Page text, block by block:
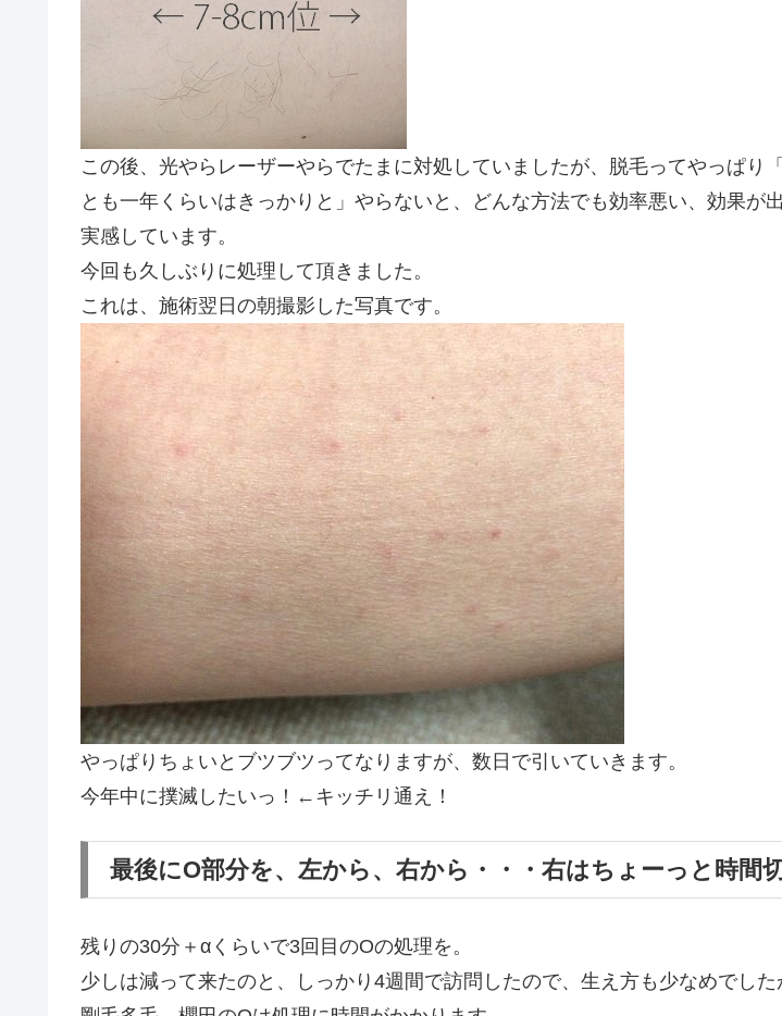
この後、光やらレーザーやらでたまに対処していましたが、脱毛ってやっぱり
とも一年くらいはきっかりと」やらないと、どんな方法でも効率悪い、効果が
実感しています。
今回も久しぶりに処理して頂きました。
これは、施術翌日の朝撮影した写真です。
やっぱりちょいとブツブツってなりますが、数日で引いていきます。
今年中に撲滅したいっ！←キッチリ通え！
最後にO部分を、左から、右から・・・右はちょーっと時間
残りの30分＋αくらいで3回目のOの処理を。
少しは減って来たのと、しっかり4週間で訪問したので、生え方も少なめでした